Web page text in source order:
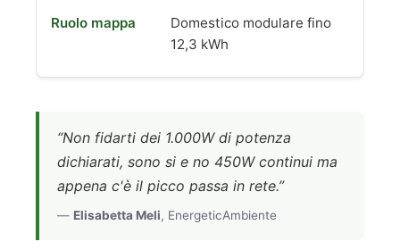
Domestico modulare fino
12,3 kWh
“Non fidarti dei 1.000W di potenza
dichiarati, sono si e no 450W continui ma
appena c'è il picco passa in rete.”
— Elisabetta Meli, EnergeticAmbiente